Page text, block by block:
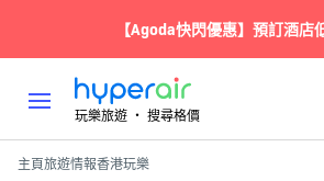
【Agoda快閃優惠】預訂酒店
玩樂旅遊 ‧ 搜尋格價
主頁旅遊情報香港玩樂